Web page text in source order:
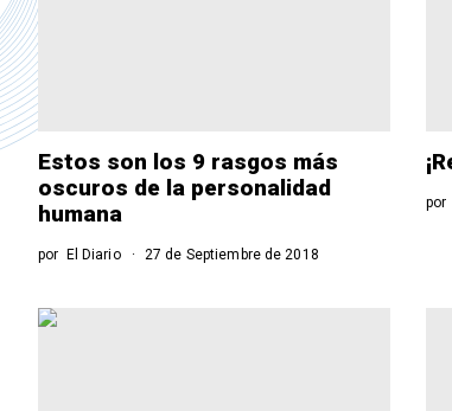
Estos son los 9 rasgos más
oscuros de la personalidad
humana
por El Diario 27 de Septiembre de 2018